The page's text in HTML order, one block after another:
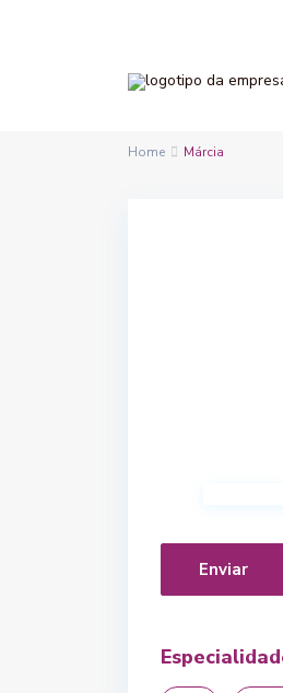
Home Márcia
Enviar